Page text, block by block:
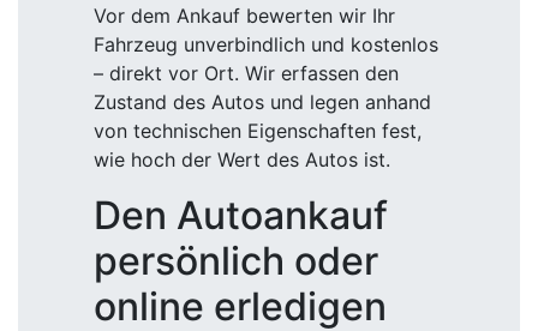
Vor dem Ankauf bewerten wir Ihr
Fahrzeug unverbindlich und kostenlos
– direkt vor Ort. Wir erfassen den
Zustand des Autos und legen anhand
von technischen Eigenschaften fest,
wie hoch der Wert des Autos ist.
Den Autoankauf
persönlich oder
online erledigen